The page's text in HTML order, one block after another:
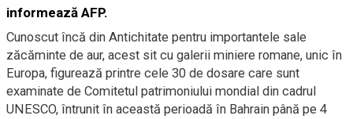
informează AFP.
Cunoscut încă din Antichitate pentru importantele sale
zăcăminte de aur, acest sit cu galerii miniere romane, unic în
Europa, figurează printre cele 30 de dosare care sunt
examinate de Comitetul patrimoniului mondial din cadrul
UNESCO, întrunit în această perioadă în Bahrain până pe 4